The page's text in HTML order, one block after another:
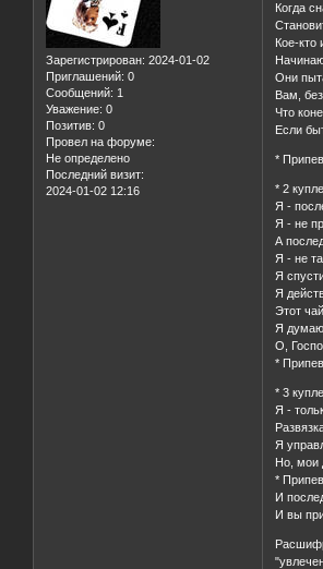
Зарегистрирован: 2024-01-02
Приглашений: 0
Сообщений: 1
Уважение: 0
Позитив: 0
Провел на форуме:
Не определено
Последний визит:
2024-01-02 12:16
Когда
Кое-кто
Они
Вам,
Что
Если
*
* 2
Я -
Я - не
А
Я - не
Я
Я
Этот
Я
О,
* Припев.
* 3
Я -
Я
Но, мои
* Припев.
И
И вы